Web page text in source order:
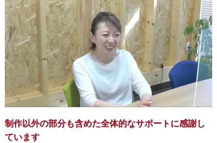
制作以外の部分も含めた全体的なサポートに感謝し
ています